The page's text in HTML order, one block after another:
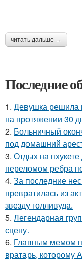
читать дальше →
Последние
1. Девушка решила
на протяжении 30
2. Больничный
под домашний
3. Отдых на
переломом ребра
4. За последние
превратилась из
звезду голливуда.
5. Легендарная
сцену.
6. Главным мемом
вратарь, которому